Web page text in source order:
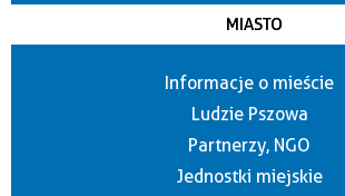
MIASTO
Informacje o mieście
Ludzie Pszowa
Partnerzy, NGO
Jednostki miejskie